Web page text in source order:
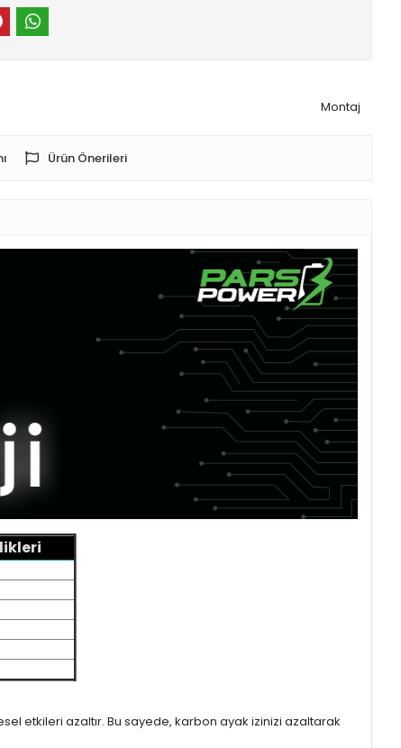
Montaj
Ürün Önerileri
etkileri azaltır. Bu sayede, karbon ayak izinizi azaltarak